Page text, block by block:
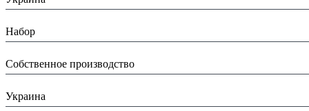
Набор
Собственное производство
Украина